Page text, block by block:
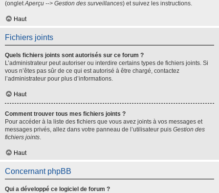
(ongletAperçu --> Gestion des surveillances) et suivez les instructions.
Haut
Fichiers joints
Quels fichiers joints sont autorisés sur ce forum ?
L’administrateur peut autoriser ou interdire certains types de fichiers joints. Si
vous n’êtes pas sûr de ce qui est autorisé à être chargé, contactez
l’administrateur pour plus d’informations.
Haut
Comment trouver tous mes fichiers joints ?
Pour accéder à la liste des fichiers que vous avez joints à vos messages et
messages privés, allez dans votre panneau de l’utilisateur puis Gestion des
fichiers joints.
Haut
Concernant phpBB
Qui a développé ce logiciel de forum ?